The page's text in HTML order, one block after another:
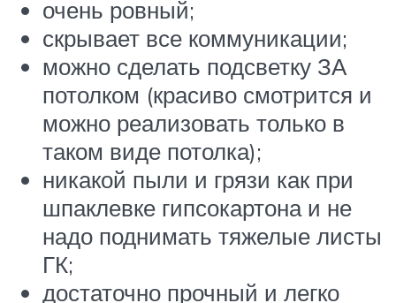
очень ровный;
скрывает все коммуникации;
можно сделать подсветку ЗА
потолком (красиво смотрится и
можно реализовать только в
таком виде потолка);
никакой пыли и грязи как при
шпаклевке гипсокартона и не
надо поднимать тяжелые листы
ГК;
достаточно прочный и легко